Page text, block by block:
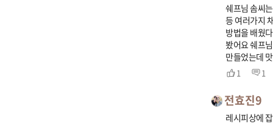
쉐프님 솜씨
등 여러가지
방법을 배웠
봤어요 쉐프
만들었는데
1 1
전효진9
레시피상에